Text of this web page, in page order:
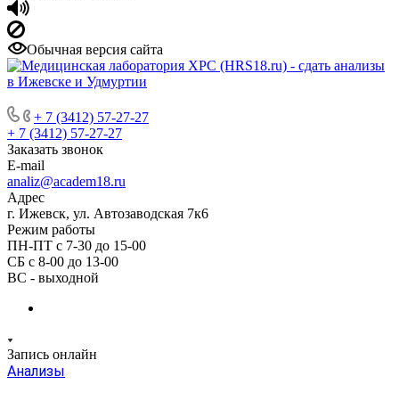
Обычная версия сайта
+ 7 (3412) 57-27-27
+ 7 (3412) 57-27-27
Заказать звонок
E-mail
analiz@academ18.ru
Адрес
г. Ижевск, ул. Автозаводская 7к6
Режим работы
ПН-ПТ с 7-30 до 15-00
СБ с 8-00 до 13-00
ВС - выходной
Запись онлайн
Анализы